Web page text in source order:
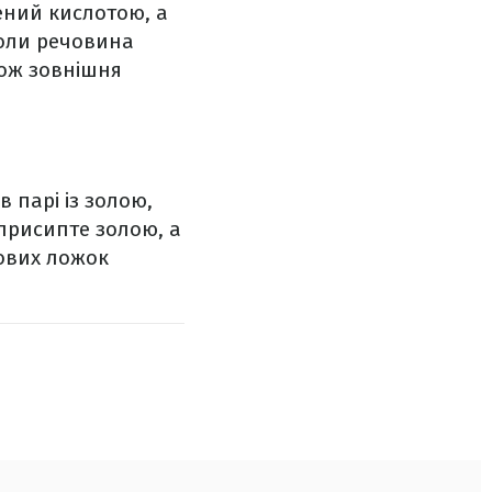
кислотою, а
речовина
зовнішня
парі із золою,
золою, а
ложок